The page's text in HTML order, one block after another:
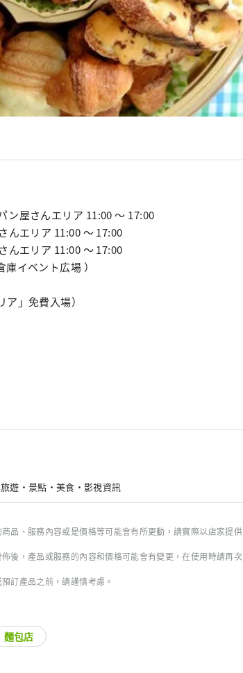
ン屋さんエリア 11:00 ～ 17:00
んエリア 11:00 ～ 17:00
んエリア 11:00 ～ 17:00
イベント広場 ）
」免費入場）
遊・景點・美食・影視資訊
品、服務內容或是價格等可能會有所更動，請實際以店家提供
後，產品或服務的內容和價格可能會有變更，在使用時請再次
訂產品之前，請謹慎考慮。
麵包店